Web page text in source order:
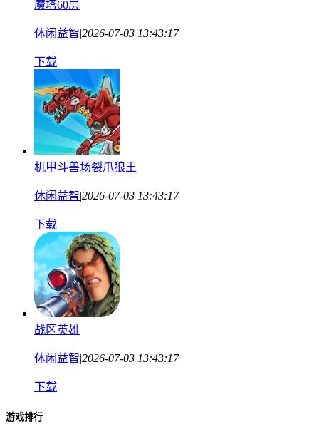
魔塔60层
休闲益智|2026-07-03 13:43:17
下载
机甲斗兽场裂爪狼王
休闲益智|2026-07-03 13:43:17
下载
战区英雄
休闲益智|2026-07-03 13:43:17
下载
游戏排行